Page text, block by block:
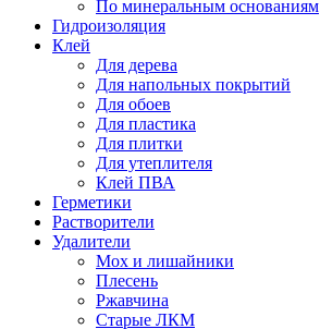
По минеральным основаниям
Гидроизоляция
Клей
Для дерева
Для напольных покрытий
Для обоев
Для пластика
Для плитки
Для утеплителя
Клей ПВА
Герметики
Растворители
Удалители
Мох и лишайники
Плесень
Ржавчина
Старые ЛКМ